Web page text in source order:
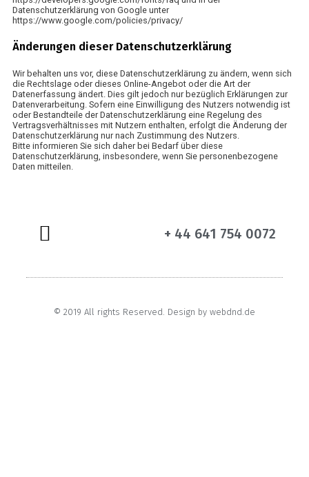
Datenschutzerklärung von Google unter
https://www.google.com/policies/privacy/
Änderungen dieser Datenschutzerklärung
Wir behalten uns vor, diese Datenschutzerklärung zu ändern, wenn sich
die Rechtslage oder dieses Online-Angebot oder die Art der
Datenerfassung ändert. Dies gilt jedoch nur bezüglich Erklärungen zur
Datenverarbeitung. Sofern eine Einwilligung des Nutzers notwendig ist
oder Bestandteile der Datenschutzerklärung eine Regelung des
Vertragsverhältnisses mit Nutzern enthalten, erfolgt die Änderung der
Datenschutzerklärung nur nach Zustimmung des Nutzers.
Bitte informieren Sie sich daher bei Bedarf über diese
Datenschutzerklärung, insbesondere, wenn Sie personenbezogene
Daten mitteilen.
+ 44 641 754 0072
© 2019 All rights Reserved. Design by webdnd.de